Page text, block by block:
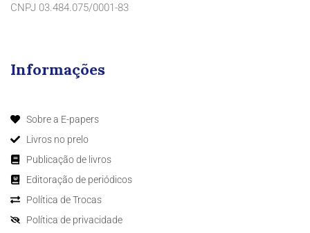
CNPJ 03.484.075/0001-83
Informações
Sobre a E-papers
Livros no prelo
Publicação de livros
Editoração de periódicos
Política de Trocas
Política de privacidade